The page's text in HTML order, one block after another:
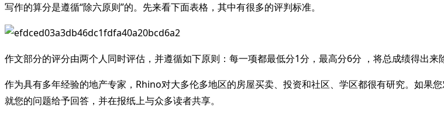
写作的算分是遵循“除六原则”的。先来看下面表格，其中有很多的评判标准。
作文部分的评分由两个人同时评估，并遵循如下原则：每一项都最低分1分，最高分6分 ，将总成绩得出来
作为具有多年经验的地产专家，Rhino对大多伦多地区的房屋买卖、投资和社区、学区都很有研究。如
就您的问题给予回答，并在报纸上与众多读者共享。